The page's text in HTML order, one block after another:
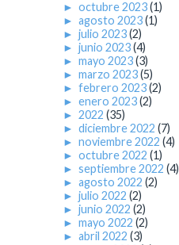
► octubre 2023(1)
► agosto 2023(1)
► julio 2023(2)
► junio 2023(4)
► mayo 2023(3)
► marzo 2023(5)
► febrero 2023(2)
► enero 2023(2)
► 2022 (35)
► diciembre 2022 (7)
► noviembre 2022 (4)
► octubre 2022 (1)
► septiembre 2022 (4)
► agosto 2022 (2)
► julio 2022 (2)
► junio 2022 (2)
► mayo 2022 (2)
► abril 2022 (3)